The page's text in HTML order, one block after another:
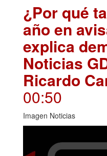
¿Por qué
año en
explica
Noticias
Ricardo
00:50
Imagen Noticias